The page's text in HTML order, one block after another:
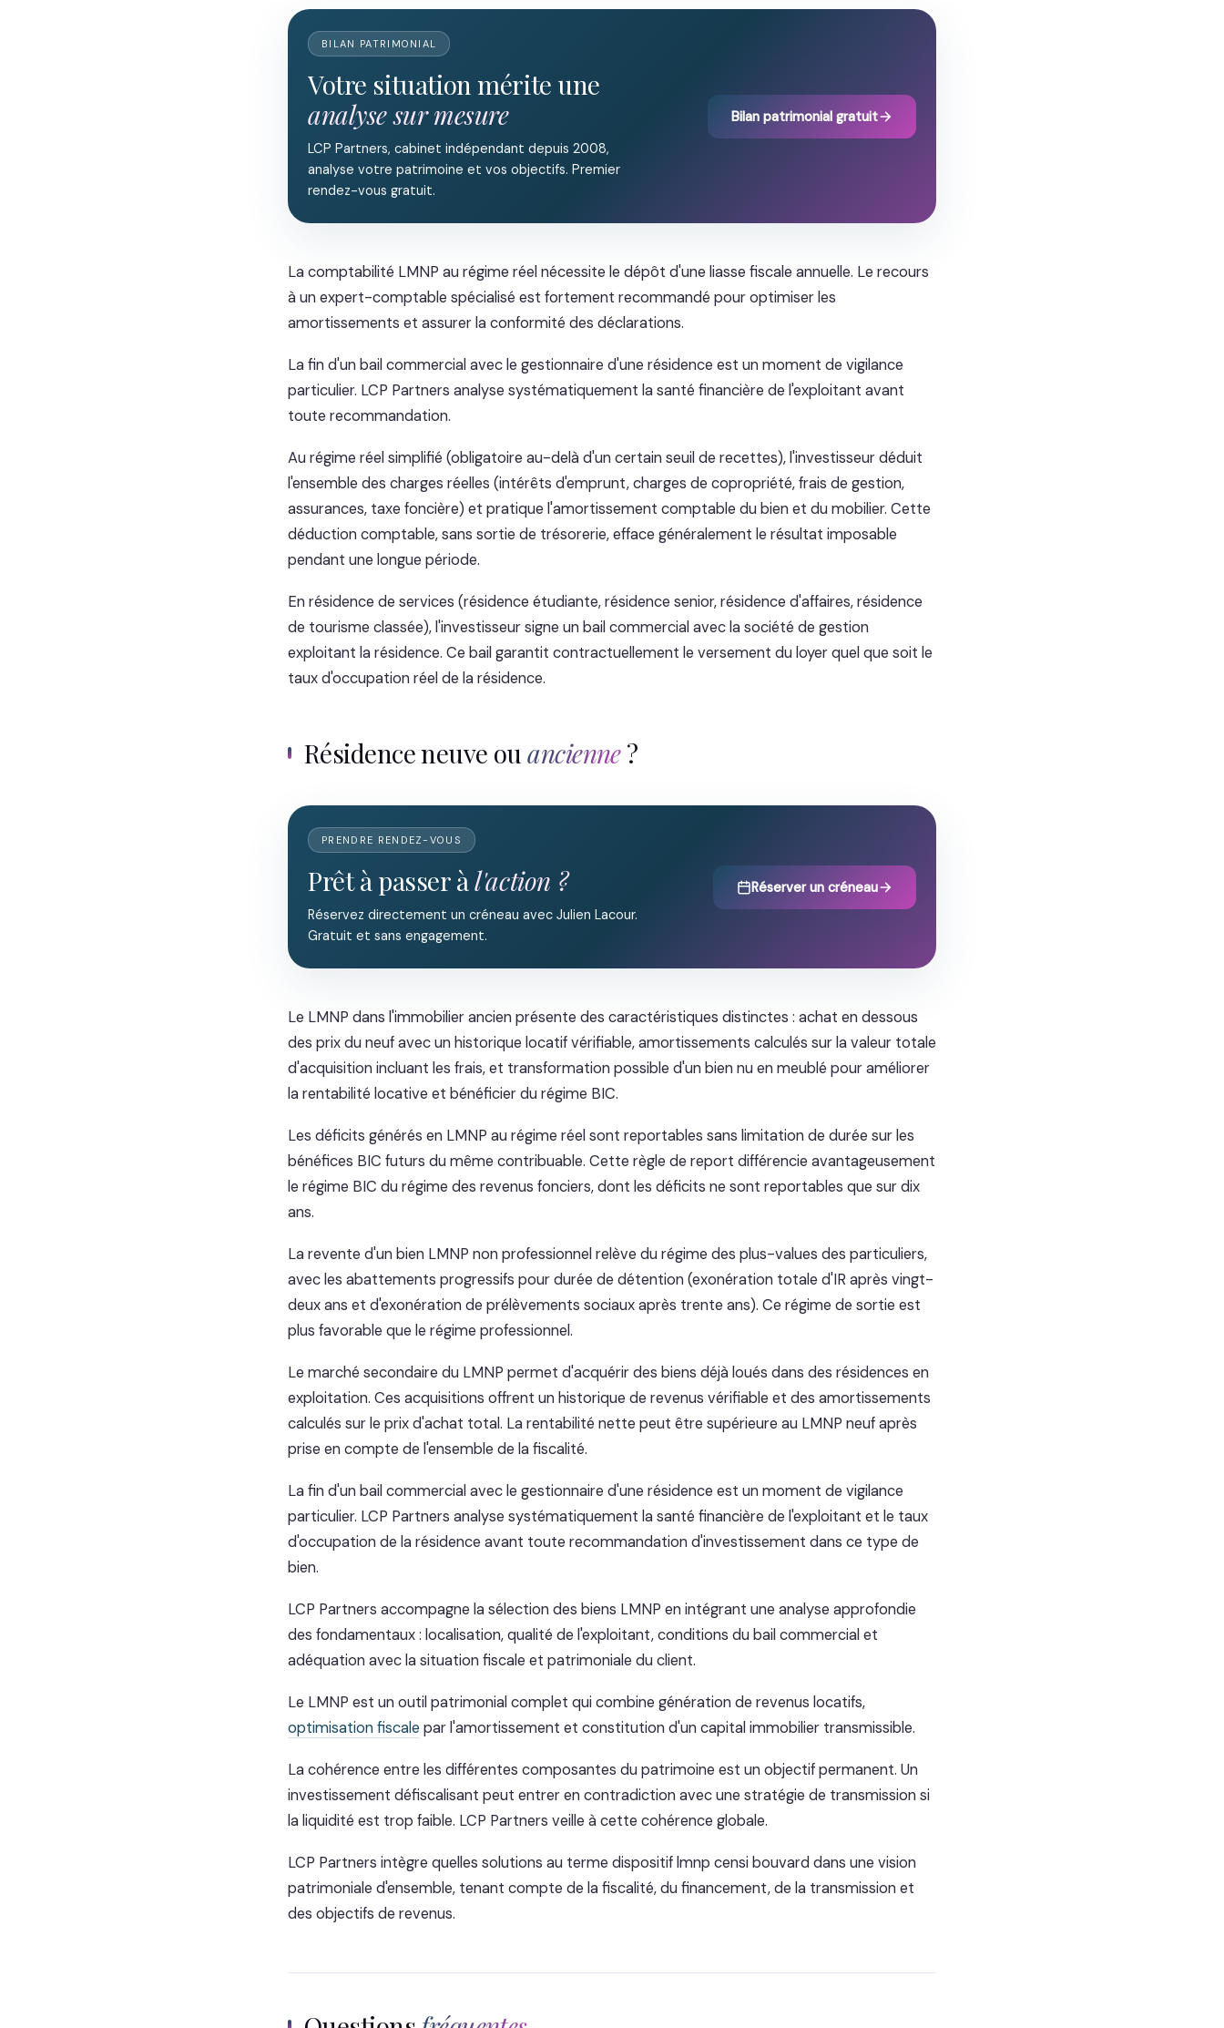
BILAN PATRIMONIAL
Votre situation mérite une
analyse sur mesure
LCP Partners, cabinet indépendant depuis 2008,
analyse votre patrimoine et vos objectifs. Premier
rendez-vous gratuit.
Bilan patrimonial gratuit
La comptabilité LMNP au régime réel nécessite le dépôt d'une liasse fiscale annuelle. Le recours
à un expert-comptable spécialisé est fortement recommandé pour optimiser les
amortissements et assurer la conformité des déclarations.
La fin d'un bail commercial avec le gestionnaire d'une résidence est un moment de vigilance
particulier. LCP Partners analyse systématiquement la santé financière de l'exploitant avant
toute recommandation.
Au régime réel simplifié (obligatoire au-delà d'un certain seuil de recettes), l'investisseur déduit
l'ensemble des charges réelles (intérêts d'emprunt, charges de copropriété, frais de gestion,
assurances, taxe foncière) et pratique l'amortissement comptable du bien et du mobilier. Cette
déduction comptable, sans sortie de trésorerie, efface généralement le résultat imposable
pendant une longue période.
En résidence de services (résidence étudiante, résidence senior, résidence d'affaires, résidence
de tourisme classée), l'investisseur signe un bail commercial avec la société de gestion
exploitant la résidence. Ce bail garantit contractuellement le versement du loyer quel que soit le
taux d'occupation réel de la résidence.
Résidence neuve ouancienne?
PRENDRE RENDEZ-VOUS
Prêt à passer àl'action ?
Réservez directement un créneau avec Julien Lacour.
Gratuit et sans engagement.
Réserver un créneau
Le LMNP dans l'immobilier ancien présente des caractéristiques distinctes : achat en dessous
des prix du neuf avec un historique locatif vérifiable, amortissements calculés sur la valeur totale
d'acquisition incluant les frais, et transformation possible d'un bien nu en meublé pour améliorer
la rentabilité locative et bénéficier du régime BIC.
Les déficits générés en LMNP au régime réel sont reportables sans limitation de durée sur les
bénéfices BIC futurs du même contribuable. Cette règle de report différencie avantageusement
le régime BIC du régime des revenus fonciers, dont les déficits ne sont reportables que sur dix
ans.
La revente d'un bien LMNP non professionnel relève du régime des plus-values des particuliers,
avec les abattements progressifs pour durée de détention (exonération totale d'IR après vingt-
deux ans et d'exonération de prélèvements sociaux après trente ans). Ce régime de sortie est
plus favorable que le régime professionnel.
Le marché secondaire du LMNP permet d'acquérir des biens déjà loués dans des résidences en
exploitation. Ces acquisitions offrent un historique de revenus vérifiable et des amortissements
calculés sur le prix d'achat total. La rentabilité nette peut être supérieure au LMNP neuf après
prise en compte de l'ensemble de la fiscalité.
La fin d'un bail commercial avec le gestionnaire d'une résidence est un moment de vigilance
particulier. LCP Partners analyse systématiquement la santé financière de l'exploitant et le taux
d'occupation de la résidence avant toute recommandation d'investissement dans ce type de
bien.
LCP Partners accompagne la sélection des biens LMNP en intégrant une analyse approfondie
des fondamentaux : localisation, qualité de l'exploitant, conditions du bail commercial et
adéquation avec la situation fiscale et patrimoniale du client.
Le LMNP est un outil patrimonial complet qui combine génération de revenus locatifs,
optimisation fiscale par l'amortissement et constitution d'un capital immobilier transmissible.
La cohérence entre les différentes composantes du patrimoine est un objectif permanent. Un
investissement défiscalisant peut entrer en contradiction avec une stratégie de transmission si
la liquidité est trop faible. LCP Partners veille à cette cohérence globale.
LCP Partners intègre quelles solutions au terme dispositif lmnp censi bouvard dans une vision
patrimoniale d'ensemble, tenant compte de la fiscalité, du financement, de la transmission et
des objectifs de revenus.